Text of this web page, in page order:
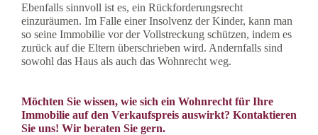
Ebenfalls sinnvoll ist es, ein Rückforderungsrecht
einzuräumen. Im Falle einer Insolvenz der Kinder, kann man
so seine Immobilie vor der Vollstreckung schützen, indem es
zurück auf die Eltern überschrieben wird. Andernfalls sind
sowohl das Haus als auch das Wohnrecht weg.
Möchten Sie wissen, wie sich ein Wohnrecht für Ihre
Immobilie auf den Verkaufspreis auswirkt? Kontaktieren
Sie uns! Wir beraten Sie gern.